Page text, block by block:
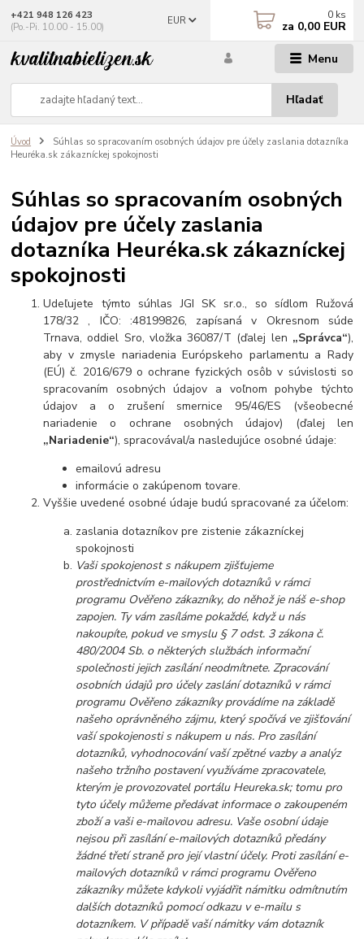
Menu
EUR
Hľadať
+421 948 126 423
(Po.-Pi. 10.00 - 15.00)
0 ks
za 0,00 EUR
Úvod
Súhlas so spracovaním osobných údajov pre účely zaslania dotazníka
Heuréka.sk zákazníckej spokojnosti
Súhlas so spracovaním osobných
údajov pre účely zaslania
dotazníka Heuréka.sk zákazníckej
spokojnosti
Udeľujete týmto súhlas JGI SK sr.o., so sídlom Ružová
178/32 , IČO: :48199826, zapísaná v Okresnom súde
Trnava, oddiel Sro, vložka 36087/T (ďalej len „Správca“),
aby v zmysle nariadenia Európskeho parlamentu a Rady
(EÚ) č. 2016/679 o ochrane fyzických osôb v súvislosti so
spracovaním osobných údajov a voľnom pohybe týchto
údajov a o zrušení smernice 95/46/ES (všeobecné
nariadenie o ochrane osobných údajov) (ďalej len
„Nariadenie“), spracovával/a nasledujúce osobné údaje:
emailovú adresu
informácie o zakúpenom tovare.
Vyššie uvedené osobné údaje budú spracované za účelom:
zaslania dotazníkov pre zistenie zákazníckej
spokojnosti
Vaši spokojenost s nákupem zjišťujeme
prostřednictvím e-mailových dotazníků v rámci
programu Ověřeno zákazníky, do něhož je náš e-shop
zapojen. Ty vám zasíláme pokaždé, když u nás
nakoupíte, pokud ve smyslu § 7 odst. 3 zákona č.
480/2004 Sb. o některých službách informační
společnosti jejich zasílání neodmítnete. Zpracování
osobních údajů pro účely zaslání dotazníků v rámci
programu Ověřeno zákazníky provádíme na základě
našeho oprávněného zájmu, který spočívá ve zjišťování
vaší spokojenosti s nákupem u nás. Pro zasílání
dotazníků, vyhodnocování vaší zpětné vazby a analýz
našeho tržního postavení využíváme zpracovatele,
kterým je provozovatel portálu Heureka.sk; tomu pro
tyto účely můžeme předávat informace o zakoupeném
zboží a vaši e-mailovou adresu. Vaše osobní údaje
nejsou při zasílání e-mailových dotazníků předány
žádné třetí straně pro její vlastní účely. Proti zasílání e-
mailových dotazníků v rámci programu Ověřeno
zákazníky můžete kdykoli vyjádřit námitku odmítnutím
dalších dotazníků pomocí odkazu v e-mailu s
dotazníkem. V případě vaší námitky vám dotazník